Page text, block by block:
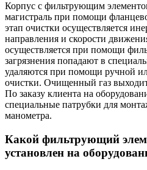
Корпус с фильтрующим
магистраль при помощи
этап очистки осуществляется
направления и скорости
осуществляется при помощи
загрязнения попадают в
удаляются при помощи ручной
очистки. Очищенный газ
По заказу клиента на
специальные патрубки для
манометра.
Какой фильтрующий
установлен на